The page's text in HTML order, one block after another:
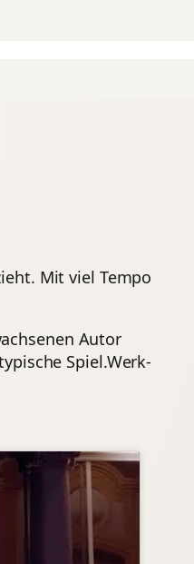
Mit viel Tempo
Autor
Spiel.Werk-